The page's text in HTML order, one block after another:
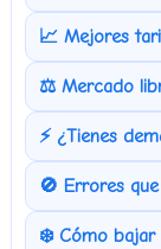
📈 Mejores
⚖️ Mercado
⚡ ¿Tienes
🚫 Errores
❄️ Cómo bajar